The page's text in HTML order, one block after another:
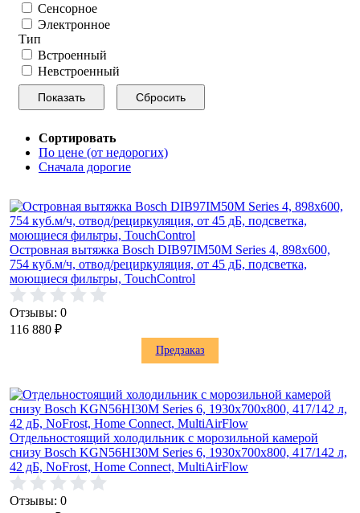
Сенсорное
Электронное
Тип
Встроенный
Невстроенный
Сортировать
По цене (от недорогих)
Сначала дорогие
Островная вытяжка Bosch DIB97IM50M Series 4, 898x600,
754 куб.м/ч, отвод/рециркуляция, от 45 дБ, подсветка,
моющиеся фильтры, TouchControl
Отзывы: 0
116 880 ₽
Предзаказ
Отдельностоящий холодильник с морозильной камерой
снизу Bosch KGN56HI30M Series 6, 1930x700x800, 417/142 л,
42 дБ, NoFrost, Home Connect, MultiAirFlow
Отзывы: 0